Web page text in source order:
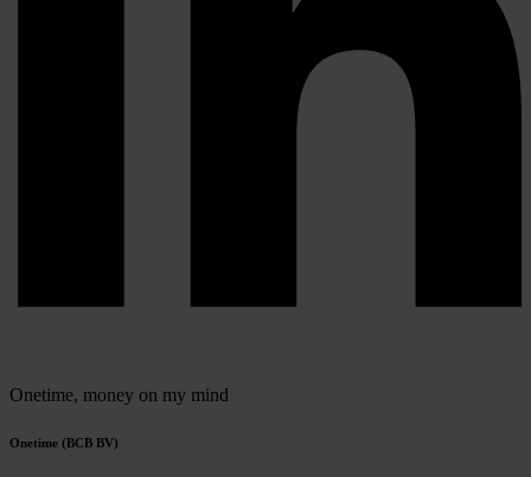
Onetime, money on my mind
Onetime (BCB BV)